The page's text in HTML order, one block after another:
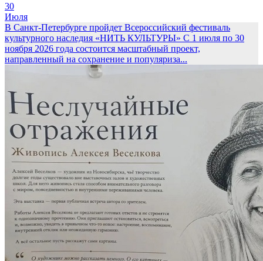
30
Июля
В Санкт-Петербурге пройдет Всероссийский фестиваль
культурного наследия «НИТЬ КУЛЬТУРЫ» С 1 июля по 30
ноября 2026 года состоится масштабный проект,
направленный на сохранение и популяриза...